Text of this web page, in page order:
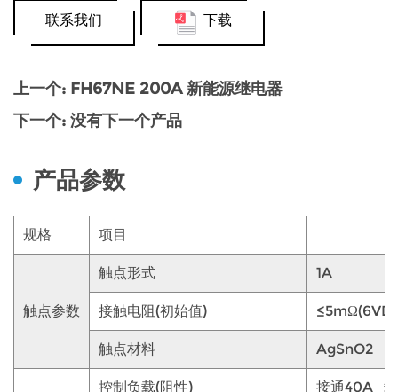
联系我们 下载
上一个: FH67NE 200A 新能源继电器
下一个: 没有下一个产品
产品参数
规格 项目
触点参数
触点形式 1A
接触电阻(初始值)
触点材料 AgSnO2
控制负载(阻性) 接通40A